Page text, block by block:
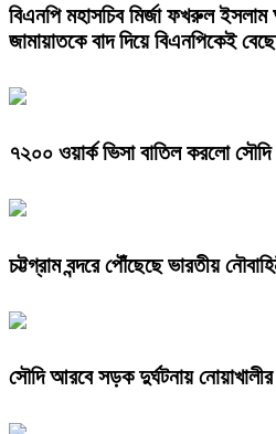
বিএনপি মহাসচিব মির্জা ফখরুল
জামায়াতকে বাদ দিয়ে বিএনপিকেই
৭২০০ ওয়ার্ক ভিসা বাতিল করলো
চট্টগ্রাম বন্দরে পৌঁছেছে ভারতীয়
সৌদি আরবে সড়ক দুর্ঘটনায়